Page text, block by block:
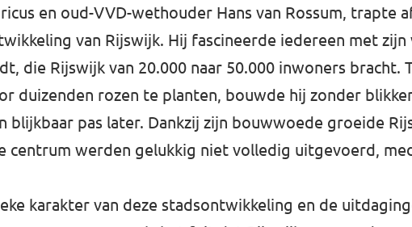
en oud-VVD-wethouder Hans van Rossum, trapte
van Rijswijk. Hij fascineerde iedereen met
die Rijswijk van 20.000 naar 50.000 inwoners bracht.
duizenden rozen te planten, bouwde hij zonder
blijkbaar pas later. Dankzij zijn bouwwoede groeide
centrum werden gelukkig niet volledig uitgevoerd,
karakter van deze stadsontwikkeling en de